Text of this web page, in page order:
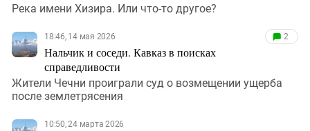
Река имени Хизира. Или что-то другое?
18:46, 14 мая 2026
Нальчик и соседи. Кавказ в поисках
справедливости
2
Жители Чечни проиграли суд о возмещении ущерба
после землетрясения
10:50, 24 марта 2026